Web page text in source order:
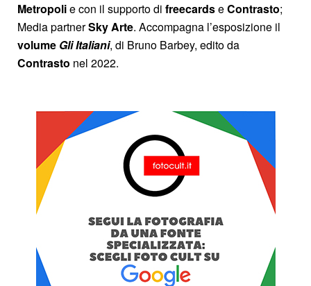
Metropolie con il supporto di freecardseContrasto;
Media partnerSkyArte. Accompagna l’esposizione il
volume Gli Italiani, di Bruno Barbey, edito da
Contrasto nel 2022.